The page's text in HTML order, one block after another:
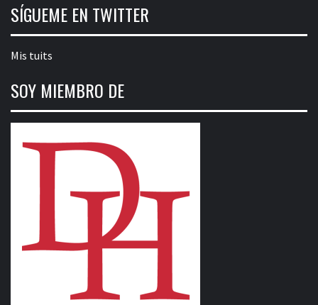
SÍGUEME EN TWITTER
Mis tuits
SOY MIEMBRO DE